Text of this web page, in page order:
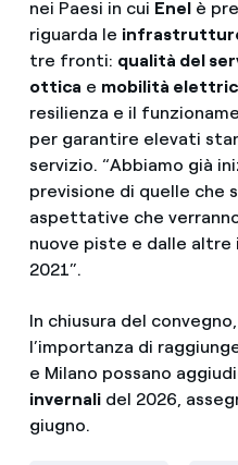
nei Paesi in cui Enelè
riguarda le
tre fronti: qualità del
ottica e mobilità
resilienza e il
per garantire elevati
servizio. “Abbiamo già
previsione di quelle che
aspettative che
nuove piste e dalle
2021”.
In chiusura del
l’importanza di
e Milano possano
invernalidel 2026,
giugno.